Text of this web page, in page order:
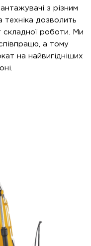
з різним
дозволить
складної роботи. Ми
а тому
на найвигідніших